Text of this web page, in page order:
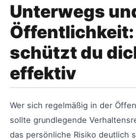
Unterwegs
Öffentlichkeit:
schützt du
effektiv
Wer sich regelmäßig in der
sollte grundlegende
das persönliche Risiko deutlich